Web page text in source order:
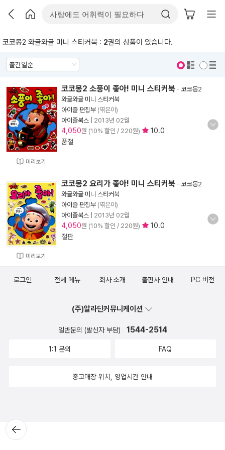
코코몽2 와글와글 미니 스티커북 : 2권의 상품이 있습니다.
미리보기
코코몽2 소풍이 좋아! 미니 스티커북 - 코코몽2
와글와글 미니 스티커북
아이즐 편집부 (엮은이)
아이즐북스
2013년 02월
4,050원 (10% 할인 / 220원)
10.0
품절
미리보기
코코몽2 요리가 좋아! 미니 스티커북 - 코코몽2
와글와글 미니 스티커북
아이즐 편집부 (엮은이)
아이즐북스
2013년 02월
4,050원 (10% 할인 / 220원)
10.0
절판
뒤로가
기
로그인 전체 메뉴 회사 소개 출판사 안내 PC 버전
(주)알라딘커뮤니케이션
일반문의 (발신자 부담) 1544-2514
1:1 문의 FAQ
중고매장 위치, 영업시간 안내